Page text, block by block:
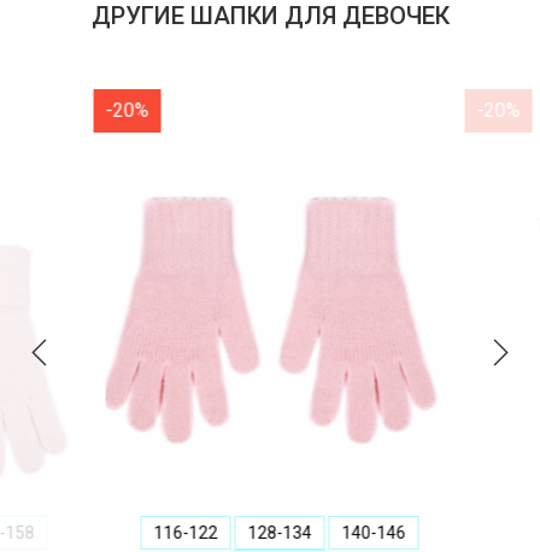
ДРУГИЕ ШАПКИ ДЛЯ ДЕВОЧЕК
-20%
116-122 128-134
140-146
-20%